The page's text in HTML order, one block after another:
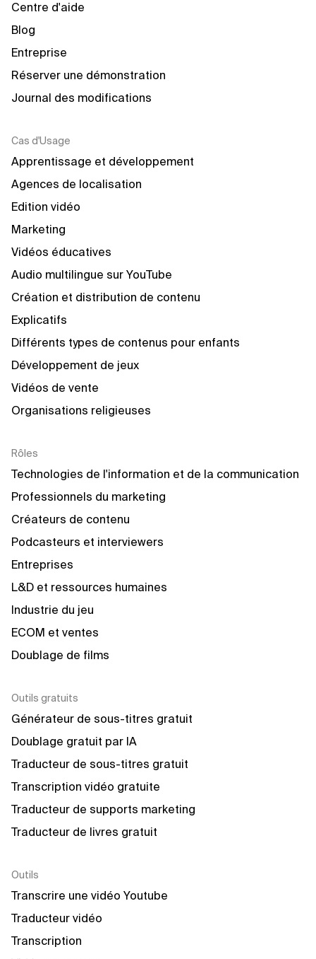
Centre d'aide
Blog
Entreprise
Réserver une démonstration
Journal des modifications
Cas d'Usage
Apprentissage et développement
Agences de localisation
Edition vidéo
Marketing
Vidéos éducatives
Audio multilingue sur YouTube
Création et distribution de contenu
Explicatifs
Différents types de contenus pour enfants
Développement de jeux
Vidéos de vente
Organisations religieuses
Rôles
Technologies de l'information et de la communication
Professionnels du marketing
Créateurs de contenu
Podcasteurs et interviewers
Entreprises
L&D et ressources humaines
Industrie du jeu
ECOM et ventes
Doublage de films
Outils gratuits
Générateur de sous-titres gratuit
Doublage gratuit par IA
Traducteur de sous-titres gratuit
Transcription vidéo gratuite
Traducteur de supports marketing
Traducteur de livres gratuit
Outils
Transcrire une vidéo Youtube
Traducteur vidéo
Transcription